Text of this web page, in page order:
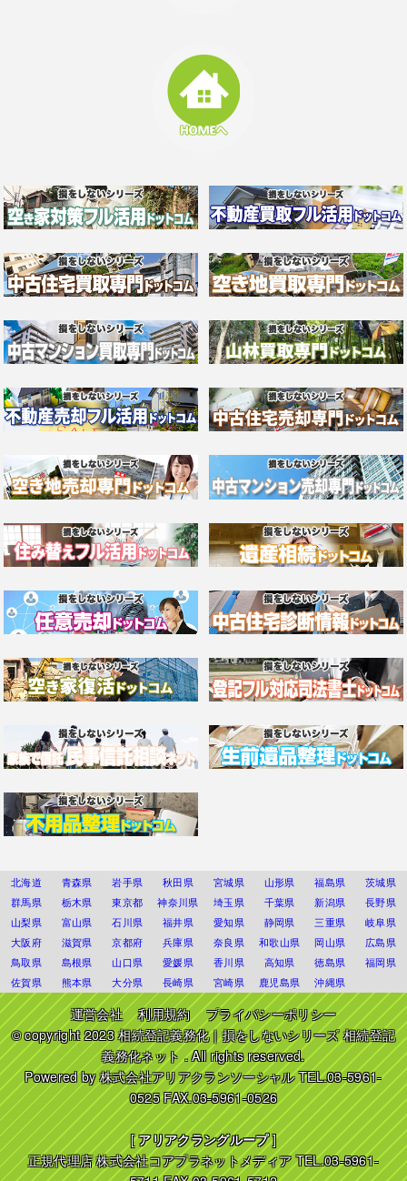
北海道 青森県 岩手県 秋田県 宮城県 山形県 福島県
茨城県
群馬県
栃木県 東京都 神奈川県 埼玉県 千葉県 新潟県
長野県
山梨県
富山県 石川県 福井県 愛知県 静岡県 三重県
岐阜県
大阪府
滋賀県 京都府 兵庫県 奈良県 和歌山県 岡山県
広島県
鳥取県
島根県 山口県 愛媛県 香川県 高知県 徳島県
福岡県
佐賀県
熊本県 大分県 長崎県 宮崎県 鹿児島県 沖縄県
運営会社 利用規約
プライバシーポリシー
© copyright 2023相続登記義務化｜損をしないシリーズ 相続登記
義務化ネット. All rights reserved.
Powered by株式会社アリアクランソーシャルTEL.03-5961-
0525 FAX.03-5961-0526
[アリアクラングループ]
正規代理店株式会社コアプラネットメディアTEL.03-5961-